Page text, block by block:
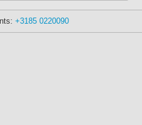
+3185 0220090